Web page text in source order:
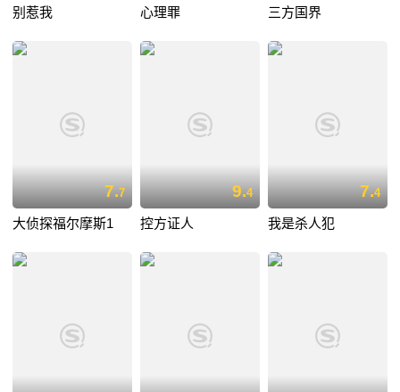
别惹我 心理罪 三方国界
7.7
大侦探福尔摩斯1
9.4
控方证人
7.4
我是杀人犯